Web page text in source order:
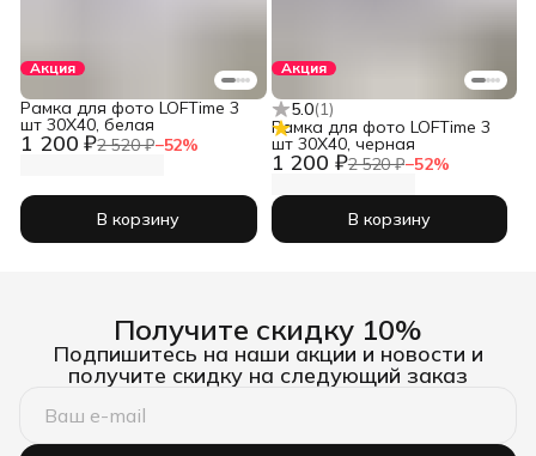
Акция
1 200 ₽2 520 ₽−52%
Рамка для фото LOFTime 3
шт 30Х40, белая
В корзину
Акция
5.0(1)
1 200 ₽2 520 ₽−52%
Рамка для фото LOFTime 3
шт 30Х40, черная
В корзину
Получите скидку 10%
Подпишитесь на наши акции и новости и
получите скидку на следующий заказ